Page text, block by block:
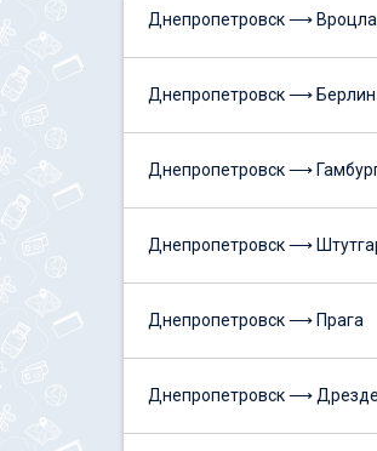
Днепропетровск ⟶
Днепропетровск ⟶ Берлин
Днепропетровск ⟶
Днепропетровск ⟶
Днепропетровск ⟶ Прага
Днепропетровск ⟶